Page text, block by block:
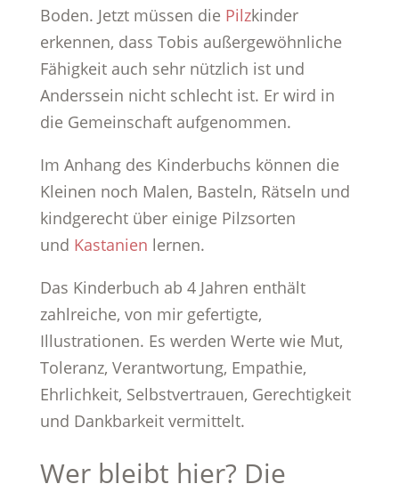
Boden. Jetzt müssen die Pilzkinder
erkennen, dass Tobis außergewöhnliche
Fähigkeit auch sehr nützlich ist und
Anderssein nicht schlecht ist. Er wird in
die Gemeinschaft aufgenommen.
Im Anhang des Kinderbuchs können die
Kleinen noch Malen, Basteln, Rätseln und
kindgerecht über einige Pilzsorten
und Kastanien lernen.
Das Kinderbuch ab 4 Jahren enthält
zahlreiche, von mir gefertigte,
Illustrationen. Es werden Werte wie Mut,
Toleranz, Verantwortung, Empathie,
Ehrlichkeit, Selbstvertrauen, Gerechtigkeit
und Dankbarkeit vermittelt.
Wer bleibt hier? Die